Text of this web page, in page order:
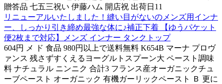
贈答品 七五三祝い 伊藤ハム 開店祝 出荷日11
リニューアルいたしました！縫い目がないのメンズ用インナ
ー、しっかり引き締め最強な体に♪補正下着 【ゆうパケット
便2枚まで対応】メンズ インナー タンクトップ
604円 メ ド 食品 980円以上で送料無料 K654B マーナ プロヴ
ァンス 残さずすくえるヨーグルトスプーン大 ペースト調味
料 ナチュラル ニンニク 合計3 フランス産オーガニックチュ
ーブペースト オーガニック 有機ガーリックペースト Ｂ 更に